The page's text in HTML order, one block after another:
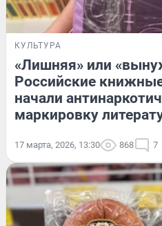
КУЛЬТУРА
«Лишняя» или
Российские
начали
маркировку
17 марта, 2026, 13:30 868 7